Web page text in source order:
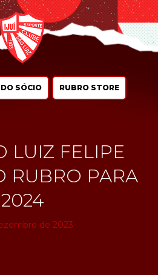
SÓCIO RUBRO STORE
LUIZ FELIPE
RUBRO PARA
2024
de 2023